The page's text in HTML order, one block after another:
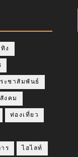
ง
ะชาสัมพันธ์
สังคม
ท่องเที่ยว
ร ไฮไลท์